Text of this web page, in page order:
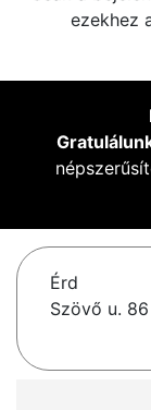
ezekhez
Érd
Szövő u. 86